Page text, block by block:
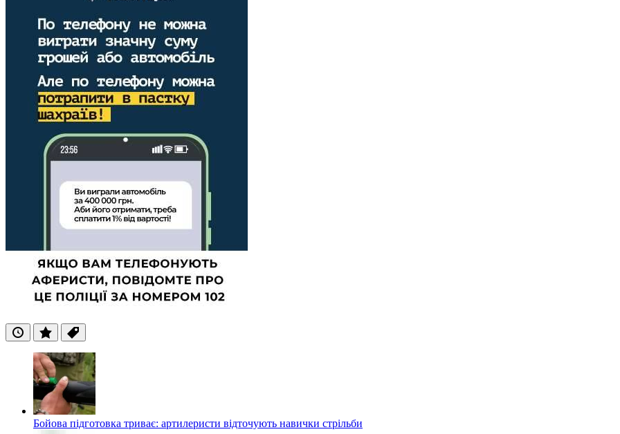
ОстанніПопулярні
Теги
Бойова підготовка триває: артилеристи відточують навички стрільби